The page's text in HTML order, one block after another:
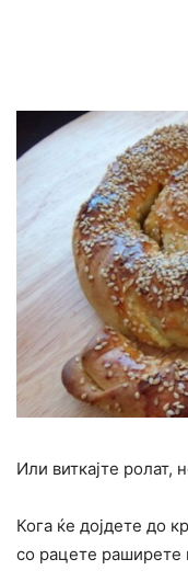
Или виткајте
Кога ќе дојдете до
со рацете раширете